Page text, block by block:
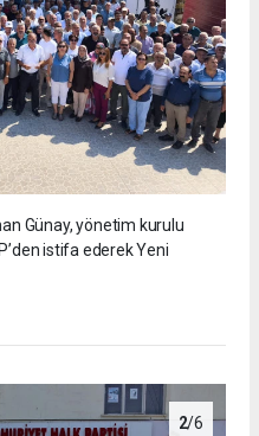
Günay, yönetim kurulu
istifa ederek Yeni
2/6